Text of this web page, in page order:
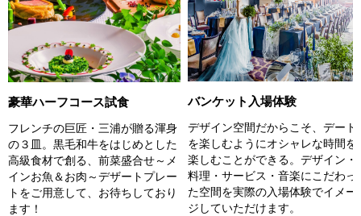
豪華ハーフコース試食
フレンチの巨匠・三浦が贈る渾身
の３皿。黒毛和牛をはじめとした
高級食材で創る、前菜盛合せ～メ
インお魚＆お肉～デザートプレー
トをご用意して、お待ちしており
ます！
バンケット入場体験
デザイン空間だからこそ、デート
を楽しむようにオシャレな時間を
楽しむことができる。デザイン・
料理・サービス・音楽にこだわっ
た空間を実際の入場体験でイメー
ジしていただけます。